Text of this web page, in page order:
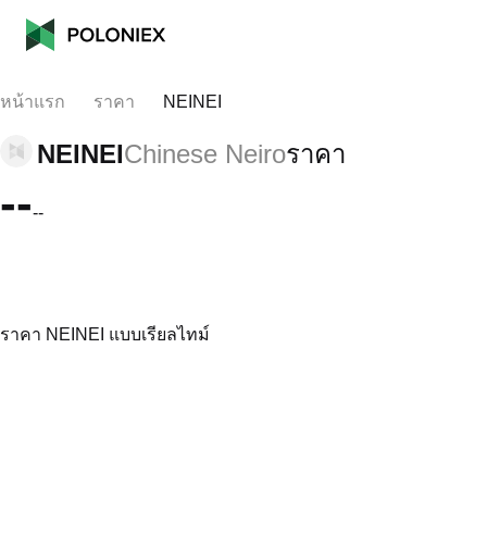
หน้าแรก ราคา NEINEI
NEINEIChinese Neiroราคา
----
ราคา NEINEI แบบเรียลไทม์